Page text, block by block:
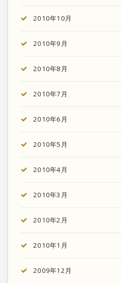
2010年10月
2010年9月
2010年8月
2010年7月
2010年6月
2010年5月
2010年4月
2010年3月
2010年2月
2010年1月
2009年12月